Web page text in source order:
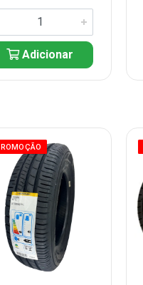
Adicionar